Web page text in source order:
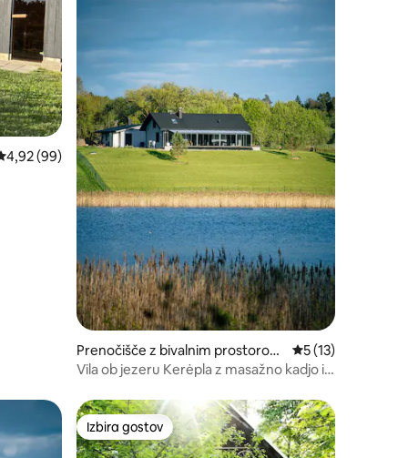
ocena: 4,92 od 5, št. mnenj: 99
4,92 (99)
Prenočišče z bivalnim prostorom
v mestu Kačiūnai
Povprečna ocena:
5 (13)
Vila ob jezeru Kerėpla z masažno kadjo in
»Izbira gostov«
Izbira gostov
Izbira gostov